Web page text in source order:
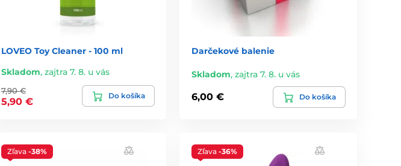
LOVEO Toy Cleaner - 100 ml
Skladom, zajtra 7. 8. u vás
7,90 €
5,90 €
Do košíka
Darčekové balenie
Skladom,zajtra 7. 8. u vás
6,00 € Do košíka
Zľava -38% Zľava-36%